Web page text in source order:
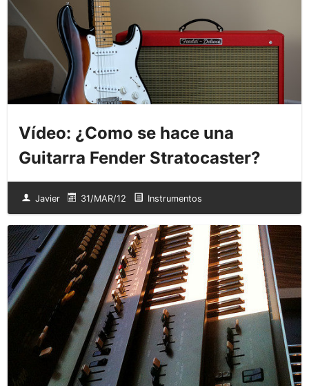
Vídeo: ¿Como se hace una
Guitarra Fender Stratocaster?
Javier 31/MAR/12 Instrumentos